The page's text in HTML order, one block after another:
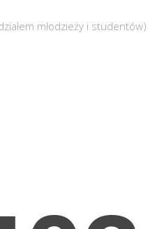
młodzieży i studentów)